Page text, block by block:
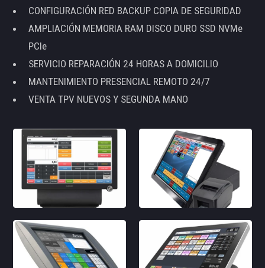
CONFIGURACIÓN RED BACKUP COPIA DE SEGURIDAD
AMPLIACIÓN MEMORIA RAM DISCO DURO SSD NVMe
PCIe
SERVICIO REPARACIÓN 24 HORAS A DOMICILIO
MANTENIMIENTO PRESENCIAL REMOTO 24/7
VENTA TPV NUEVOS Y SEGUNDA MANO